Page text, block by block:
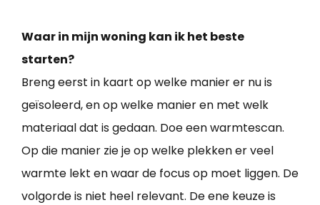
Waar in mijn woning kan ik het beste
starten?
Breng eerst in kaart op welke manier er nu is
geïsoleerd, en op welke manier en met welk
materiaal dat is gedaan. Doe een warmtescan.
Op die manier zie je op welke plekken er veel
warmte lekt en waar de focus op moet liggen. De
volgorde is niet heel relevant. De ene keuze is